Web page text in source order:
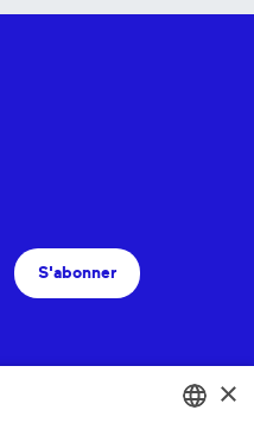
S'abonner
×